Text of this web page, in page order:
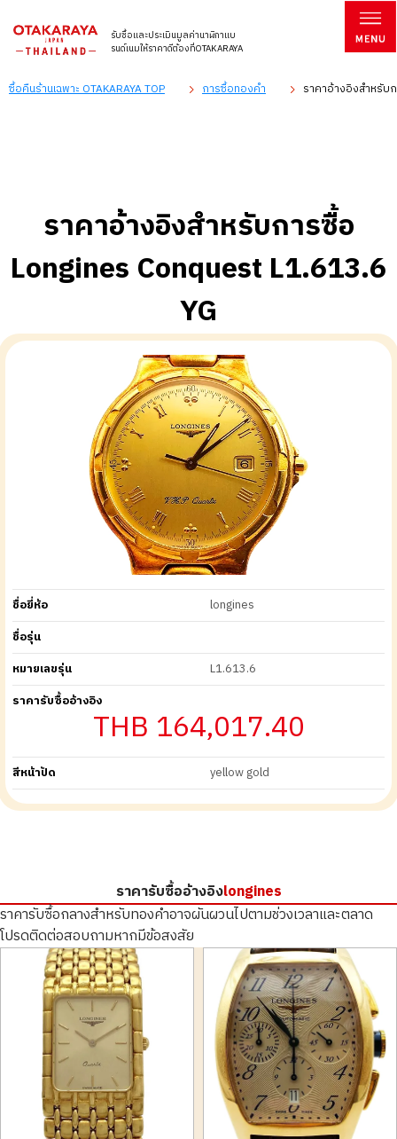
รับซื้อและประเมินมูลค่านาฬิกาแบ
รนด์เนมให้ราคาดีต้องที่OTAKARAYA
ซื้อคืนร้านเฉพาะ OTAKARAYA TOP การซื้อทองคำ ราคาอ้างอิงสำหรับ
ราคาอ้างอิงสำหรับการซื้อ
Longines Conquest L1.613.6
YG
ชื่อยี่ห้อ
longines
ชื่อรุ่น
หมายเลขรุ่น
L1.613.6
ราคารับซื้ออ้างอิง
THB 164,017.40
สีหน้าปัด yellow gold
ราคารับซื้ออ้างอิงlongines
ราคารับซื้อกลางสำหรับทองคำอาจผันผวนไปตามช่วงเวลาและตลาด
โปรดติดต่อสอบถามหากมีข้อสงสัย